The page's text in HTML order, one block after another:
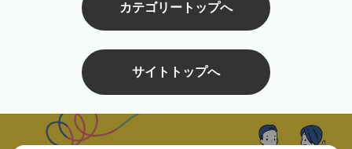
カテゴリートップへ
サイトトップへ